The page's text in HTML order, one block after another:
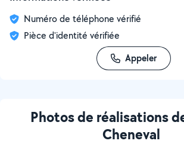
Numéro de téléphone vérifié
Pièce d'identité vérifiée
Appeler
Photos de réalisations
Cheneval